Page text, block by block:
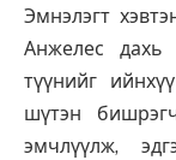
Эмнэлэгт
Анжелес
түүнийг
шүтэн
эмчлүүлж,